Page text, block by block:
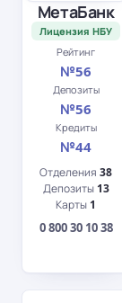
МетаБанк
Лицензия НБУ
Рейтинг
№56
Депозиты
№56
Кредиты
№44
Отделения38
Депозиты 13
Карты 1
0 800 30 10 38